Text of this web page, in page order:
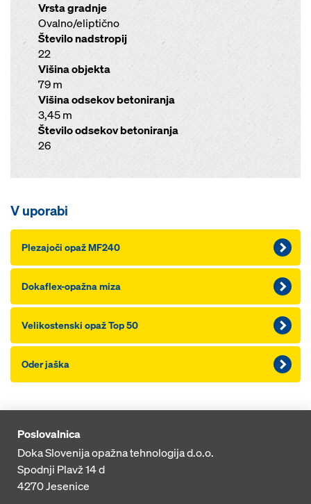
Vrsta gradnje
Ovalno/eliptično
Število nadstropij
22
Višina objekta
79 m
Višina odsekov betoniranja
3,45 m
Število odsekov betoniranja
26
V uporabi
Plezajoči opaž MF240
Dokaflex-opažna miza
Velikostenski opaž Top 50
Oder jaška
Poslovalnica
Doka Slovenija opažna tehnologija d.o.o.
Spodnji Plavž 14 d
4270Jesenice